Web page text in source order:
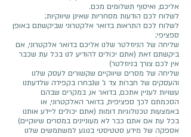
אליכם, ואיסוף תשלומים מכם.
לשלוח לכם הודעות מסחריות שאינן שיווקיות;
לשלוח לכם התראות בדואר אלקטרוני שביקשתם באופן
ספציפי;
שליחה של הניוזלטר שלנו אליכם בדואר אלקטרוני, אם
ביקשתם זאת (אתם יכולים להודיע לנו בכל עת שכבר
אין לכם צורך בניוזלטר)
שליחה של מסרים שיווקיים שקשורים לעסק שלנו
והעסקים של חברות צד ג’ שנבחרו בקפידה שלדעתנו
עשויות לעניין אתכם, בדואר או, במקרים שבהם
הסכמתם לכך ספציפית, בדואר האלקטרוני, או
באמצעות טכנולוגיות דומות (אתם יכולים ליידע אותנו
בכל עת אם אתם כבר לא מעוניינים במסרים שיווקיים)
אספקה של מידע סטטיסטי בנוגע למשתמשים שלנו